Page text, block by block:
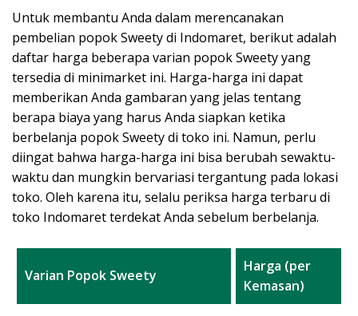
Untuk membantu Anda dalam merencanakan
pembelian popok Sweety di Indomaret, berikut adalah
daftar harga beberapa varian popok Sweety yang
tersedia di minimarket ini. Harga-harga ini dapat
memberikan Anda gambaran yang jelas tentang
berapa biaya yang harus Anda siapkan ketika
berbelanja popok Sweety di toko ini. Namun, perlu
diingat bahwa harga-harga ini bisa berubah sewaktu-
waktu dan mungkin bervariasi tergantung pada lokasi
toko. Oleh karena itu, selalu periksa harga terbaru di
toko Indomaret terdekat Anda sebelum berbelanja.
Varian Popok Sweety
Harga (per
Kemasan)